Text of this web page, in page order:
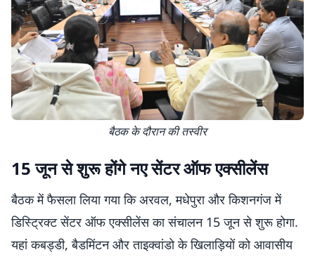
बैठक के दौरान की तस्वीर
15 जून से शुरू होंगे नए सेंटर ऑफ एक्सीलेंस
बैठक में फैसला लिया गया कि अरवल, मधेपुरा और किशनगंज में
डिस्ट्रिक्ट सेंटर ऑफ एक्सीलेंस का संचालन 15 जून से शुरू होगा.
यहां कबड्डी, बैडमिंटन और ताइक्वांडो के खिलाड़ियों को आवासीय